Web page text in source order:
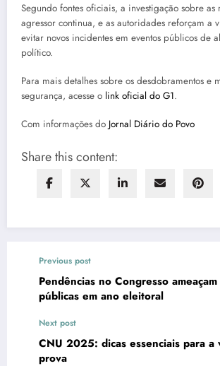
Segundo fontes oficiais, a investigação sobre as
agressor continua, e as autoridades reforçam a
evitar novos incidentes em eventos públicos de
político.
Para mais detalhes sobre os desdobramentos e
segurança, acesse o link oficial do G1.
Com informações do Jornal Diário do Povo
Share this content:
Previous post
Pendências no Congresso
públicas em ano eleitoral
Next post
CNU 2025: dicas essenciais para a
prova